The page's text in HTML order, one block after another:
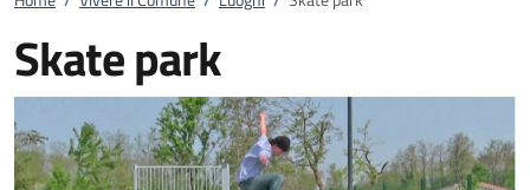
Skate park